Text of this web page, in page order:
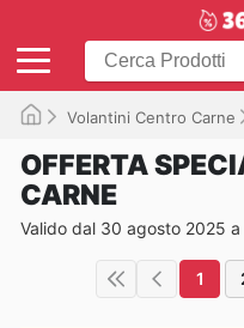
Volantini Centro Carne
OFFERTA
CARNE
Valido dal 30 agosto 2025
1